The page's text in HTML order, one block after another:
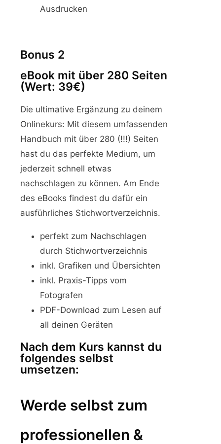
Ausdrucken
Bonus 2
eBook mit über 280 Seiten
(Wert: 39€)
Die ultimative Ergänzung zu deinem
Onlinekurs: Mit diesem umfassenden
Handbuch mit über 280 (!!!) Seiten
hast du das perfekte Medium, um
jederzeit schnell etwas
nachschlagen zu können. Am Ende
des eBooks findest du dafür ein
ausführliches Stichwortverzeichnis.
perfekt zum Nachschlagen
durch Stichwortverzeichnis
inkl. Grafiken und Übersichten
inkl. Praxis-Tipps vom
Fotografen
PDF-Download zum Lesen auf
all deinen Geräten
Nach dem Kurs kannst du
folgendes selbst
umsetzen:
Werde selbst zum
professionellen &